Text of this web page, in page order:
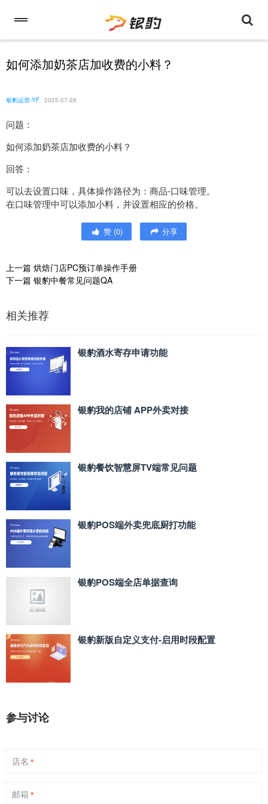
如何添加奶茶店加收费的小料？
银豹运营-YF 2025-07-28
问题：
如何添加奶茶店加收费的小料？
回答：
可以去设置口味，具体操作路径为：商品-口味管理。
在口味管理中可以添加小料，并设置相应的价格。
赞 (0) 分享
上一篇 烘焙门店PC预订单操作手册
下一篇 银豹中餐常见问题QA
相关推荐
银豹酒水寄存申请功能
银豹我的店铺 APP外卖对接
银豹餐饮智慧屏TV端常见问题
银豹POS端外卖兜底厨打功能
银豹POS端全店单据查询
银豹新版自定义支付‑启用时段配置
参与讨论
店名 *
邮箱 *